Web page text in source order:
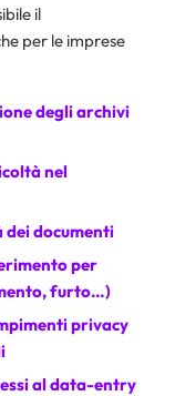
il
per le imprese
degli archivi
nel
documenti
per
furto…)
privacy
al data-entry